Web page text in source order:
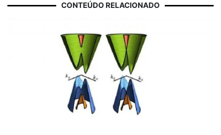
CONTEÚDO RELACIONADO